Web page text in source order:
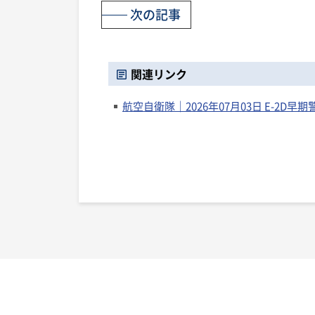
次の記事
関連リンク
航空自衛隊｜2026年07月03日 E-2D早